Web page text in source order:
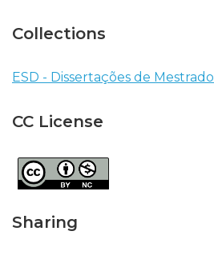
Collections
ESD - Dissertações de Mestrado
CC License
Sharing